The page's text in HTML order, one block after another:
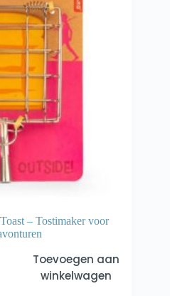
– Tostimaker voor
Toevoegen aan
winkelwagen